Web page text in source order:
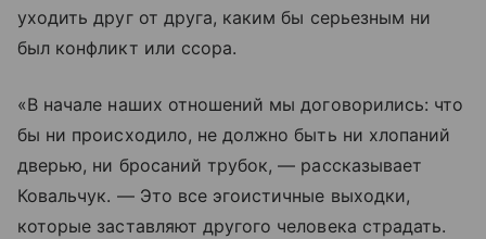
уходить друг от друга, каким бы серьезным ни
был конфликт или ссора.
«В начале наших отношений мы договорились: что
бы ни происходило, не должно быть ни хлопаний
дверью, ни бросаний трубок, — рассказывает
Ковальчук. — Это все эгоистичные выходки,
которые заставляют другого человека страдать.